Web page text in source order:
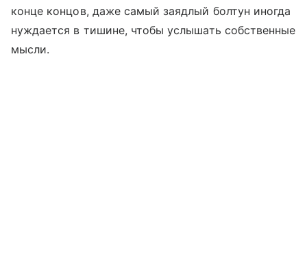
конце концов, даже самый заядлый болтун иногда
нуждается в тишине, чтобы услышать собственные
мысли.